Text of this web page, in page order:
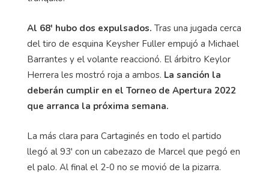
Al 68' hubo dos expulsados. Tras una jugada cerca
del tiro de esquina Keysher Fuller empujó a Michael
Barrantes y el volante reaccionó. El árbitro Keylor
Herrera les mostró roja a ambos. La sanción la
deberán cumplir en el Torneo de Apertura 2022
que arranca la próxima semana.
La más clara para Cartaginés en todo el partido
llegó al 93' con un cabezazo de Marcel que pegó en
el palo. Al final el 2-0 no se movió de la pizarra.